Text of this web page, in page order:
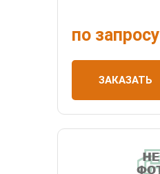
по запросу
ЗАКАЗАТЬ